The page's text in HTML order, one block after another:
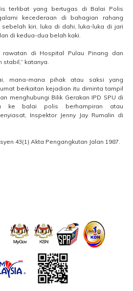
terlibat yang bertugas di Balai Polis
kecederaan di bahagian rahang
kiri, luka di dahi, luka-luka di jari
di kedua-dua belah kaki.
rawatan di Hospital Pulau Pinang dan
katanya.
mana-mana pihak atau saksi yang
berkaitan kejadian itu diminta tampil
menghubungi Bilik Gerakan IPD SPU di
ke balai polis berhampiran atau
Inspektor Jenny Jay Rumalin di
43(1) Akta Pengangkutan Jalan 1987.